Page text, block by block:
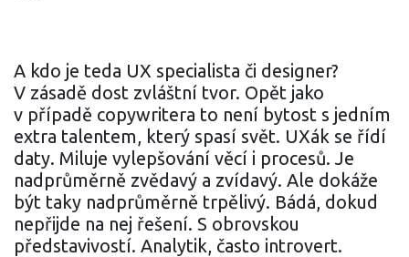
A kdo je teda UX specialista či designer?
V zásadě dost zvláštní tvor. Opět jako
v případě copywritera to není bytost s jedním
extra talentem, který spasí svět. UXák se řídí
daty. Miluje vylepšování věcí i procesů. Je
nadprůměrně zvědavý a zvídavý. Ale dokáže
být taky nadprůměrně trpělivý. Bádá, dokud
nepřijde na nej řešení. S obrovskou
představivostí. Analytik, často introvert.